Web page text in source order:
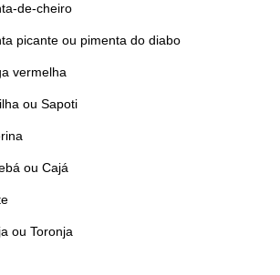
de-cheiro
picante ou pimenta do diabo
vermelha
ou Sapoti
ou Cajá
ou Toronja